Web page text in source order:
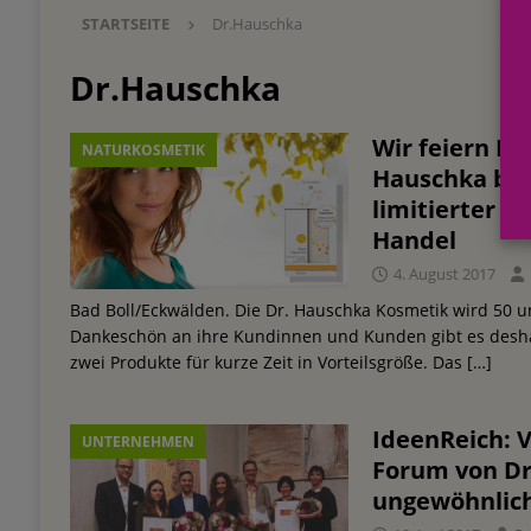
Einkauf
EINZELHANDEL
[ 3. August 2026 ]
[ 29. Juli 2026 ] Beiersdorf Hautmikrobiom-
Erforschung
[ 6. August 2026 ]
Beiersdorf
UNTERNEHMEN
STARTSEITE Dr.Hauschka
Dr.Hauschka
NATURKOSMETIK
Wir feiern
Hauschka
limitierter
Handel
4. August 2017
Bad Boll/Eckwälden. Die Dr. Hauschka Kosmetik wird 50
Dankeschön an ihre Kundinnen und Kunden gibt es
zwei Produkte für kurze Zeit in Vorteilsgröße. Das […]
UNTERNEHMEN
IdeenReich:
Forum von